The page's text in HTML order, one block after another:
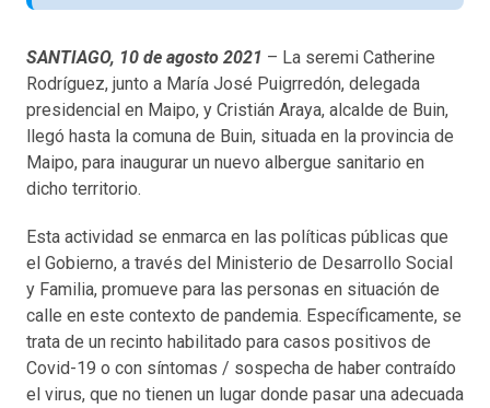
SANTIAGO, 10 de agosto 2021 – La seremi Catherine
Rodríguez, junto a María José Puigrredón, delegada
presidencial en Maipo, y Cristián Araya, alcalde de Buin,
llegó hasta la comuna de Buin, situada en la provincia de
Maipo, para inaugurar un nuevo albergue sanitario en
dicho territorio.
Esta actividad se enmarca en las políticas públicas que
el Gobierno, a través del Ministerio de Desarrollo Social
y Familia, promueve para las personas en situación de
calle en este contexto de pandemia. Específicamente, se
trata de un recinto habilitado para casos positivos de
Covid-19 o con síntomas / sospecha de haber contraído
el virus, que no tienen un lugar donde pasar una adecuada